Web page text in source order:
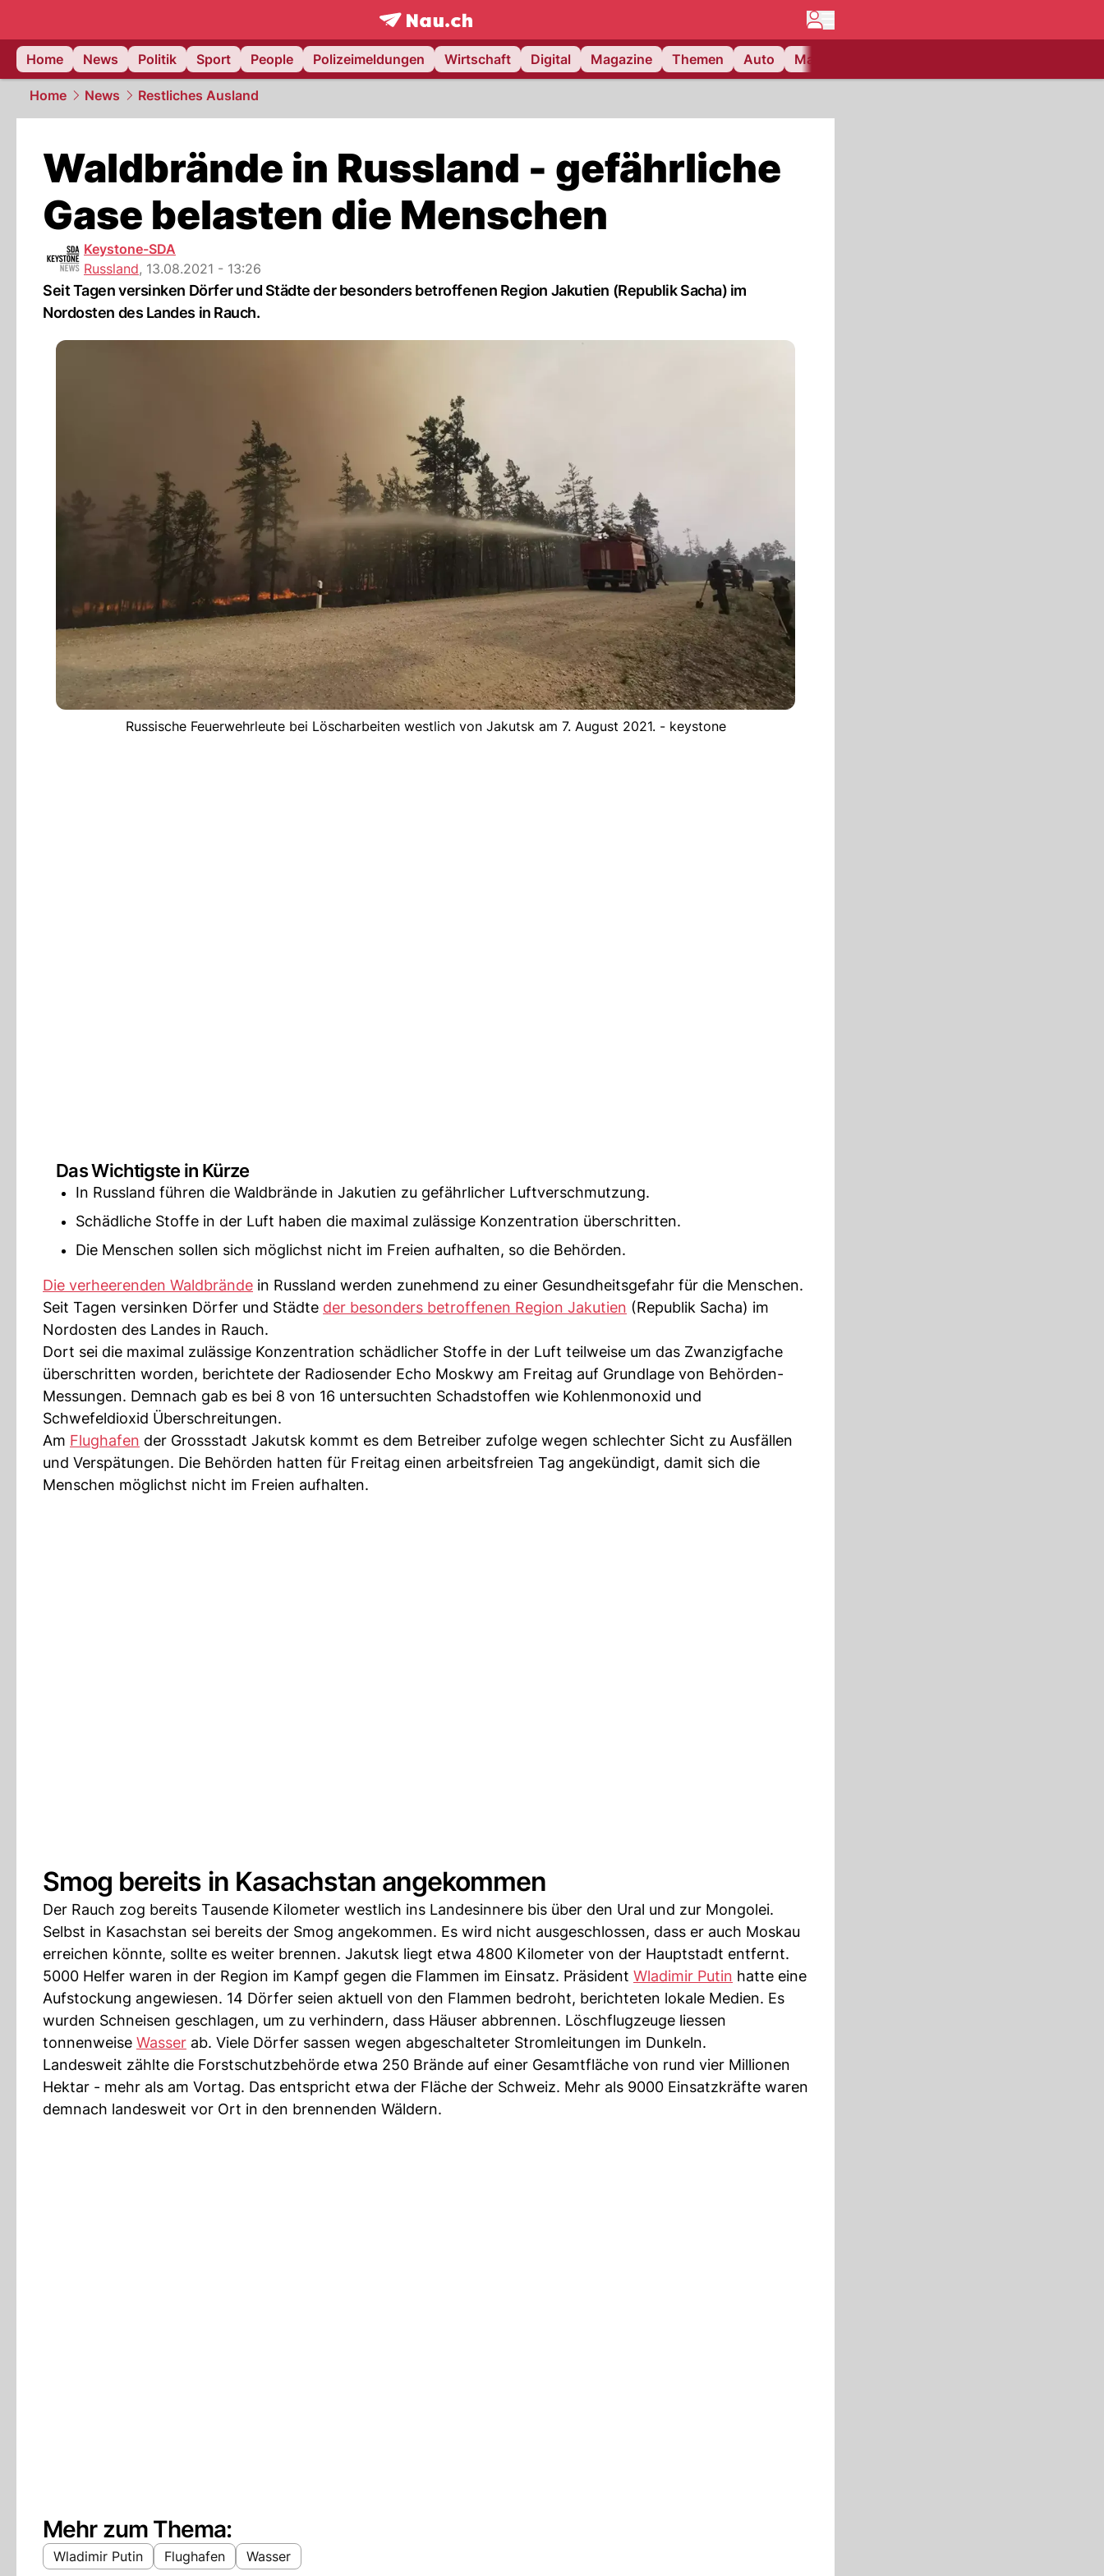
frontpage.NAU.ch
Home
News Politik Sport People Polizeimeldungen Wirtschaft Digital Magazine Themen Auto Matchcenter
Home News Restliches Ausland
Waldbrände in Russland - gefährliche
Gase belasten die Menschen
Keystone-SDA
Russland, 13.08.2021 - 13:26
Seit Tagen versinken Dörfer und Städte der besonders betroffenen Region Jakutien (Republik Sacha) im
Nordosten des Landes in Rauch.
Russische Feuerwehrleute bei Löscharbeiten westlich von Jakutsk am 7. August 2021. - keystone
Das Wichtigste in Kürze
In Russland führen die Waldbrände in Jakutien zu gefährlicher Luftverschmutzung.
Schädliche Stoffe in der Luft haben die maximal zulässige Konzentration überschritten.
Die Menschen sollen sich möglichst nicht im Freien aufhalten, so die Behörden.
Die verheerenden Waldbrände in Russland werden zunehmend zu einer Gesundheitsgefahr für die Menschen.
Seit Tagen versinken Dörfer und Städte der besonders betroffenen Region Jakutien (Republik Sacha) im
Nordosten des Landes in Rauch.
Dort sei die maximal zulässige Konzentration schädlicher Stoffe in der Luft teilweise um das Zwanzigfache
überschritten worden, berichtete der Radiosender Echo Moskwy am Freitag auf Grundlage von Behörden-
Messungen. Demnach gab es bei 8 von 16 untersuchten Schadstoffen wie Kohlenmonoxid und
Schwefeldioxid Überschreitungen.
Am Flughafen der Grossstadt Jakutsk kommt es dem Betreiber zufolge wegen schlechter Sicht zu Ausfällen
und Verspätungen. Die Behörden hatten für Freitag einen arbeitsfreien Tag angekündigt, damit sich die
Menschen möglichst nicht im Freien aufhalten.
Smog bereits in Kasachstan angekommen
Der Rauch zog bereits Tausende Kilometer westlich ins Landesinnere bis über den Ural und zur Mongolei.
Selbst in Kasachstan sei bereits der Smog angekommen. Es wird nicht ausgeschlossen, dass er auch Moskau
erreichen könnte, sollte es weiter brennen. Jakutsk liegt etwa 4800 Kilometer von der Hauptstadt entfernt.
5000 Helfer waren in der Region im Kampf gegen die Flammen im Einsatz. Präsident Wladimir Putin hatte eine
Aufstockung angewiesen. 14 Dörfer seien aktuell von den Flammen bedroht, berichteten lokale Medien. Es
wurden Schneisen geschlagen, um zu verhindern, dass Häuser abbrennen. Löschflugzeuge liessen
tonnenweise Wasser ab. Viele Dörfer sassen wegen abgeschalteter Stromleitungen im Dunkeln.
Landesweit zählte die Forstschutzbehörde etwa 250 Brände auf einer Gesamtfläche von rund vier Millionen
Hektar - mehr als am Vortag. Das entspricht etwa der Fläche der Schweiz. Mehr als 9000 Einsatzkräfte waren
demnach landesweit vor Ort in den brennenden Wäldern.
Mehr zum Thema:
Wladimir Putin Flughafen Wasser